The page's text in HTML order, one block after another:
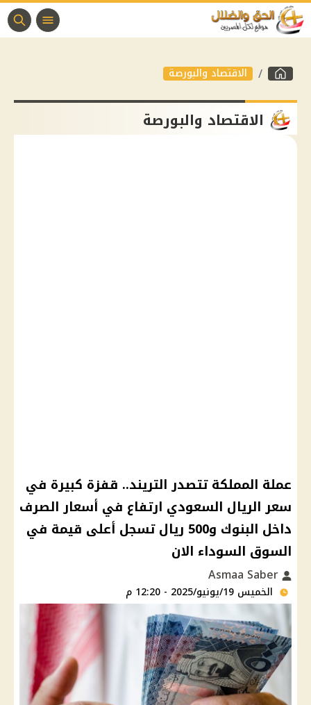
الاقتصاد والبورصة
الاقتصاد والبورصة
عملة المملكة تتصدر التريند.. قفزة كبيرة في
سعر الريال السعودي ارتفاع في أسعار الصرف
داخل البنوك و500 ريال تسجل أعلى قيمة في
السوق السوداء اﻻن
الخميس 19/يونيو/2025 - 12:20 م